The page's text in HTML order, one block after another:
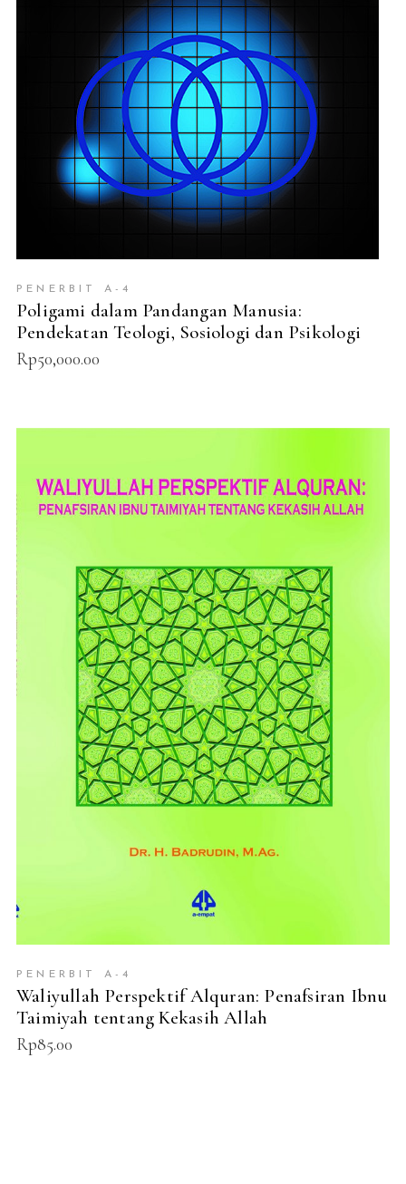
ADD TO CART
PENERBIT A-4
Poligami dalam Pandangan Manusia:
Pendekatan Teologi, Sosiologi dan Psikologi
Rp50,000.00
ADD TO CART
PENERBIT A-4
Waliyullah Perspektif Alquran: Penafsiran Ibnu
Taimiyah tentang Kekasih Allah
Rp85.00